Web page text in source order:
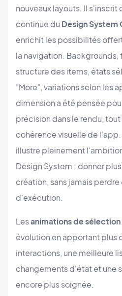
nouveaux layouts. Il s'inscrit
continue du Design System
enrichit les possibilités
la navigation. Backgrounds,
structure des items, états
"More", variations selon les
dimension a été pensée
précision dans le rendu,
cohérence visuelle de
illustre pleinement
Design System : donner
création, sans jamais
d'exécution.
Lesanimations de sélection
évolution en apportant plus
interactions, une meilleure
changements d'état et une
encore plus soignée.